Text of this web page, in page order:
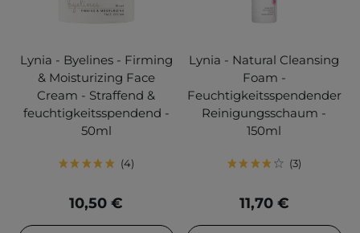
Lynia - Byelines - Firming
& Moisturizing Face
Cream - Straffend &
feuchtigkeitsspendend -
50ml
4
10,50 €
Lynia - Natural Cleansing
Foam -
Feuchtigkeitsspendender
Reinigungsschaum -
150ml
3
11,70 €